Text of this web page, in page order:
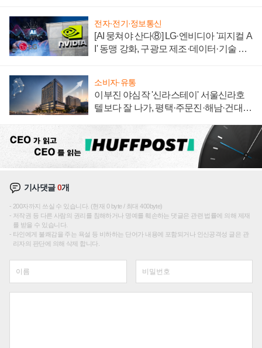
전자·전기·정보통신
[AI 뭉쳐야 산다⑧] LG·엔비디아 '피지컬 A
I' 동맹 강화, 구광모 제조·데이터·기술 결
소비자·유통
이부진 야심작 '신라스테이' 서울신라호
텔보다 잘 나가, 평택·주문진·해남·건대로
기사댓글0개
200자까지 쓰실 수 있습니다. (현재 0 byte / 최대 400byte)
저작권 등 다른 사람의 권리를 침해하거나 명예를 훼손하는 댓글은 관련 법률에 의해 제재
를 받을 수 있습니다.
타인에게 불쾌감을 주는 욕설 등 비하하는 단어가 내용에 포함되거나 인신공격성 글은 관
리자의 판단에 의해 삭제 합니다.